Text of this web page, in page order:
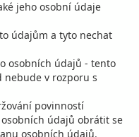
jeho osobní údaje
údajům a tyto nechat
osobních údajů - tento
nebude v rozporu s
povinností
údajů obrátit se
osobních údajů.